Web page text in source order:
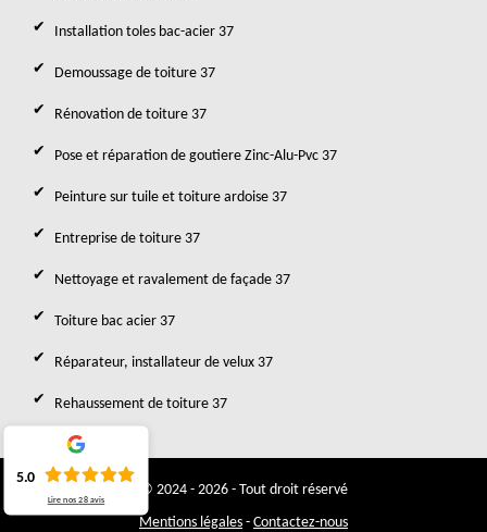
Installation toles bac-acier 37
Demoussage de toiture 37
Rénovation de toiture 37
Pose et réparation de goutiere Zinc-Alu-Pvc 37
Peinture sur tuile et toiture ardoise 37
Entreprise de toiture 37
Nettoyage et ravalement de façade 37
Toiture bac acier 37
Réparateur, installateur de velux 37
Rehaussement de toiture 37
© 2024 - 2026 - Tout droit réservé
Mentions légales - Contactez-nous
5.0
Lire nos28 avis